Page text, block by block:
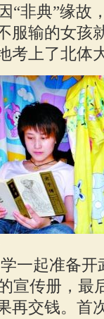
“非典”缘故
服输的女孩
考上了北体
一起准备
宣传册，最
再交钱。首